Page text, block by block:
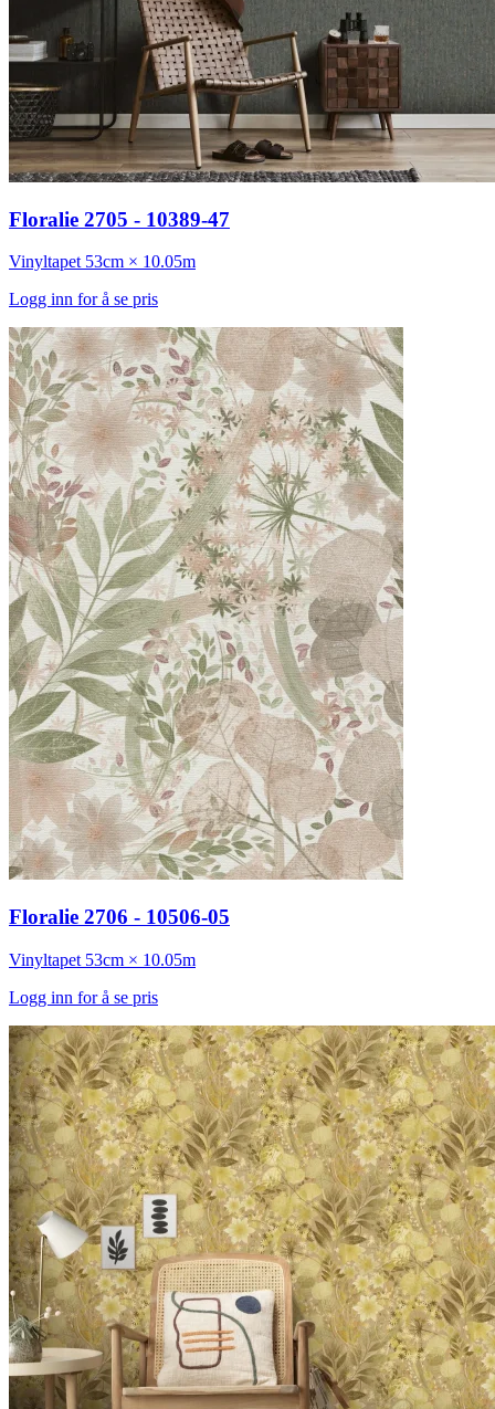
Floralie 2705 - 10389-47
Vinyltapet 53cm × 10.05m
Logg inn for å se pris
Floralie 2706 - 10506-05
Vinyltapet 53cm × 10.05m
Logg inn for å se pris